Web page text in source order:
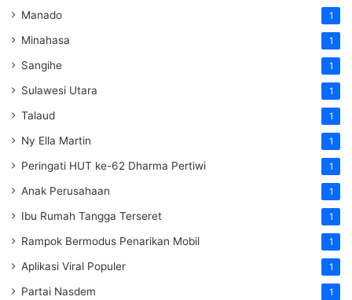
Manado 1
Minahasa 1
Sangihe 1
Sulawesi Utara 1
Talaud 1
Ny Ella Martin 1
Peringati HUT ke-62 Dharma Pertiwi 1
Anak Perusahaan 1
Ibu Rumah Tangga Terseret 1
Rampok Bermodus Penarikan Mobil 1
Aplikasi Viral Populer 1
Partai Nasdem 1